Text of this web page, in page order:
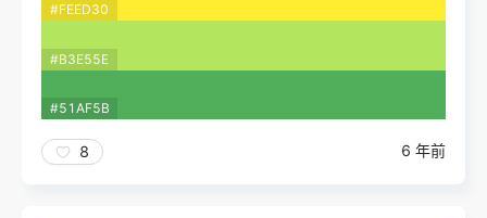
#FEED30
#B3E55E
#51AF5B
8 6 年前